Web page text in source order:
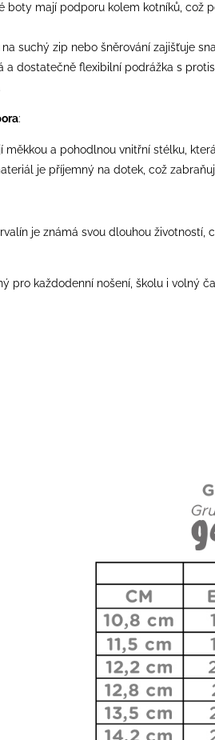
boty mají podporu kolem kotníků, což
suchý zip nebo šněrování zajišťuje
a dostatečně flexibilní podrážka s
:
měkkou a pohodlnou vnitřní stélku,
je příjemný na dotek, což
je známá svou dlouhou
pro každodenní nošení, školu i volný